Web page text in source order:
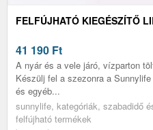
FELFÚJHATÓ KIEGÉSZÍTŐ
41 190 Ft
A nyár és a vele járó, vízparton
Készülj fel a szezonra a
és egyéb...
sunnylife, kategóriák, szabadidő
felfújható termékek